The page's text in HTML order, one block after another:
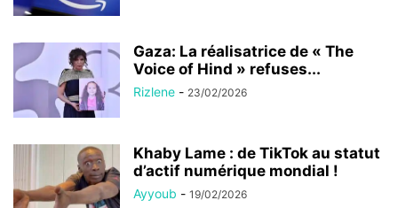
Gaza: La réalisatrice de « The
Voice of Hind » refuses...
Rizlene - 23/02/2026
Khaby Lame : de TikTok au statut
d’actif numérique mondial !
Ayyoub - 19/02/2026